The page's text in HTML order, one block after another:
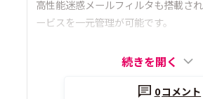
高性能迷惑メールフィルタも搭載さ
ービスを一元管理が可能です。
続きを開く
0コメント